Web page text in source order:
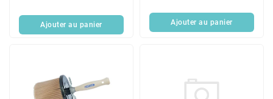
Ajouter au panier Ajouter au panier